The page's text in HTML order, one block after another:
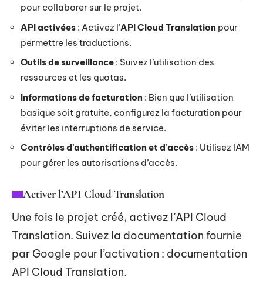
pour collaborer sur le projet.
API activées : Activez l’API Cloud Translation pour
permettre les traductions.
Outils de surveillance : Suivez l’utilisation des
ressources et les quotas.
Informations de facturation : Bien que l’utilisation
basique soit gratuite, configurez la facturation pour
éviter les interruptions de service.
Contrôles d’authentification et d’accès : Utilisez IAM
pour gérer les autorisations d’accès.
Activer l’API Cloud Translation
Une fois le projet créé, activez l’API Cloud
Translation. Suivez la documentation fournie
par Google pour l’activation : documentation
API Cloud Translation.